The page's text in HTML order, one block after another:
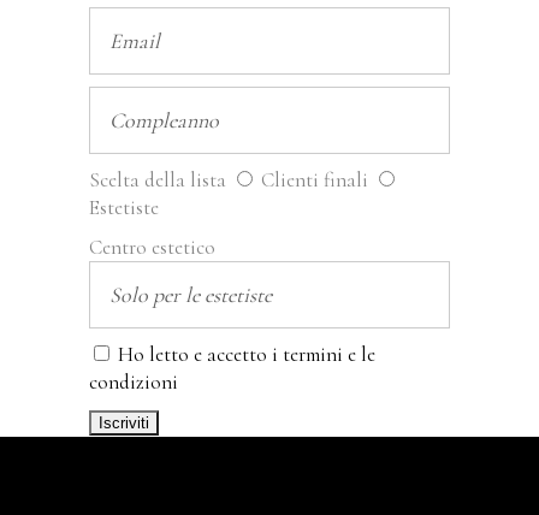
Scelta della lista
Clienti finali
Estetiste
Centro estetico
Ho letto e accetto i termini e le
condizioni